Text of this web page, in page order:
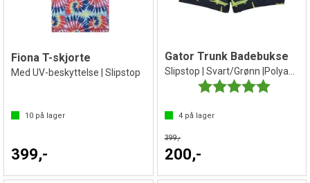
Fiona T-skjorte
Med UV-beskyttelse | Slipstop
10 på lager
399,-
Gator Trunk Badebukse
Slipstop | Svart/Grønn |Polyamid/Elastan
Karakter:
4på lager
399,-
200,-